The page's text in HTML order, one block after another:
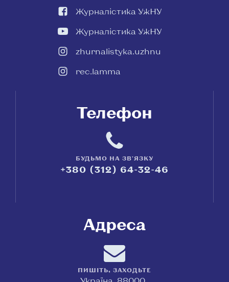
Журналістика УжНУ
Журналістика УжНУ
zhurnalistyka.uzhnu
rec.lamma
Телефон
БУДЬМО НА ЗВ'ЯЗКУ
+380 (312) 64-32-46
Адреса
ПИШІТЬ, ЗАХОДЬТЕ